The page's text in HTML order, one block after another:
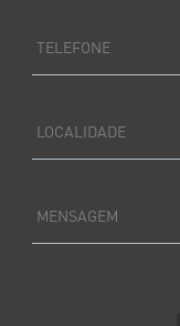
TELEFONE
LOCALIDADE
MENSAGEM